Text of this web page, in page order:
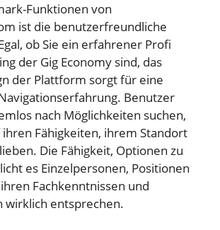
Funktionen von
ist die benutzerfreundliche
ob Sie ein erfahrener Profi
der Gig Economy sind, das
der Plattform sorgt für eine
Benutzer
nach Möglichkeiten suchen,
Fähigkeiten, ihrem Standort
Die Fähigkeit, Optionen zu
es Einzelpersonen, Positionen
Fachkenntnissen und
wirklich entsprechen.